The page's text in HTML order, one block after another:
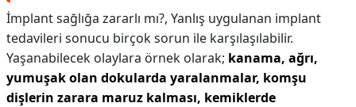
İmplant sağlığa zararlı mı?, Yanlış uygulanan implant
tedavileri sonucu birçok sorun ile karşılaşılabilir.
Yaşanabilecek olaylara örnek olarak; kanama, ağrı,
yumuşak olan dokularda yaralanmalar, komşu
dişlerin zarara maruz kalması, kemiklerde